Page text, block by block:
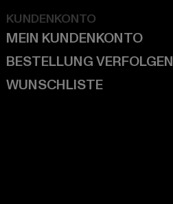
KUNDENKONTO
MEIN KUNDENKONTO
BESTELLUNG VERFOLGEN
WUNSCHLISTE